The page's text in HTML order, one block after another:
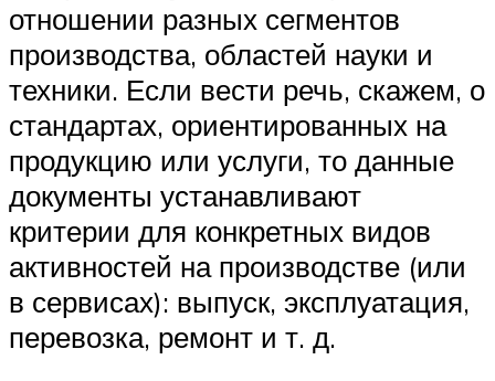
отношении разных сегментов
производства, областей науки и
техники. Если вести речь, скажем, о
стандартах, ориентированных на
продукцию или услуги, то данные
документы устанавливают
критерии для конкретных видов
активностей на производстве (или
в сервисах): выпуск, эксплуатация,
перевозка, ремонт и т. д.